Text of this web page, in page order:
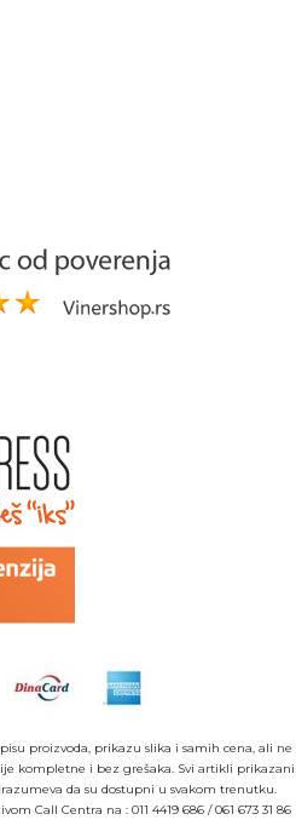
proizvoda, prikazu slika i samih cena, ali ne
kompletne i bez grešaka. Svi artikli prikazani
da su dostupni u svakom trenutku.
Call Centra na : 011 4419 686 /061 673 31 86